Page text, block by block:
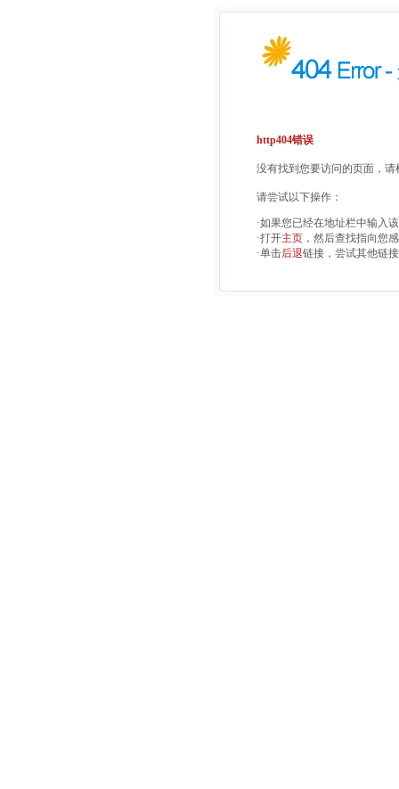
http404错误
没有找到您要访问的页面，
请尝试以下操作：
·如果您已经在地址栏中输入
·打开主页 ，然后查找指向您
·单击后退链接，尝试其他链